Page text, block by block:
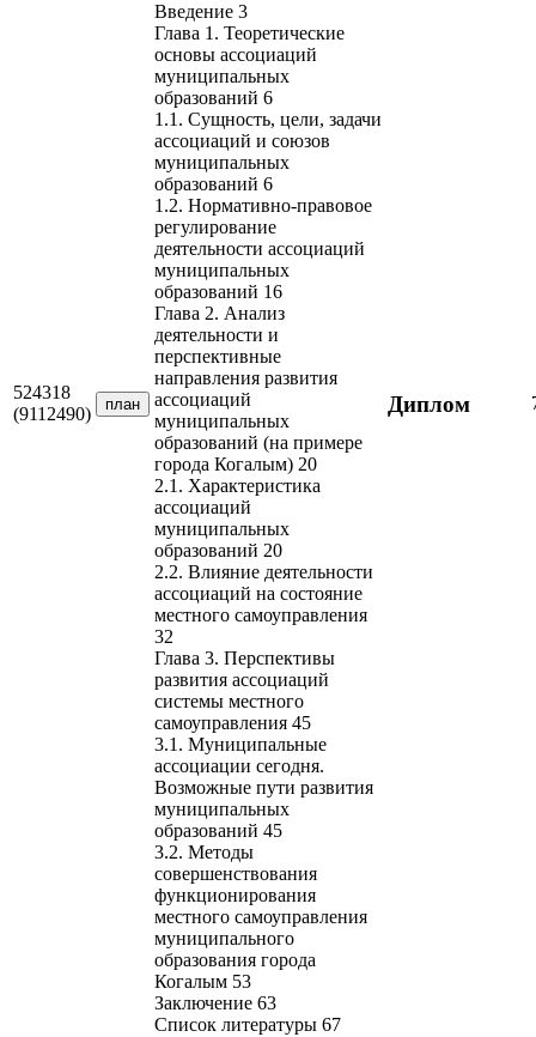
524318
(9112490)
план
Введение 3
Глава 1. Теоретические
основы ассоциаций
муниципальных
образований 6
1.1. Сущность, цели, задачи
ассоциаций и союзов
муниципальных
образований 6
1.2. Нормативно-правовое
регулирование
деятельности ассоциаций
муниципальных
образований 16
Глава 2. Анализ
деятельности и
перспективные
направления развития
ассоциаций
муниципальных
образований (на примере
города Когалым) 20
2.1. Характеристика
ассоциаций
муниципальных
образований 20
2.2. Влияние деятельности
ассоциаций на состояние
местного самоуправления
32
Глава 3. Перспективы
развития ассоциаций
системы местного
самоуправления 45
3.1. Муниципальные
ассоциации сегодня.
Возможные пути развития
муниципальных
образований 45
3.2. Методы
совершенствования
функционирования
местного самоуправления
муниципального
образования города
Когалым 53
Заключение 63
Список литературы 67
Диплом